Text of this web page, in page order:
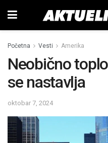
Početna Vesti Amerika
Neobično
se nastavlja
oktobar 7, 2024